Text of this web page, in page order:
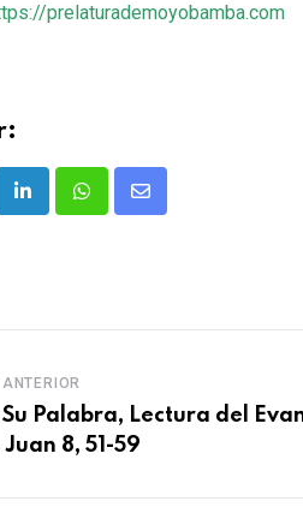
prelaturademoyobamba.com
Su Palabra, Lectura del
8, 51-59